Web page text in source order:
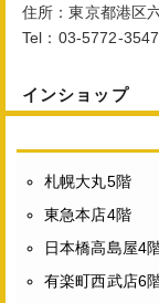
住所：東京都港区
Tel：03-5772-3547
インショップ
札幌大丸5階
東急本店4階
日本橋高島屋4
有楽町西武店6